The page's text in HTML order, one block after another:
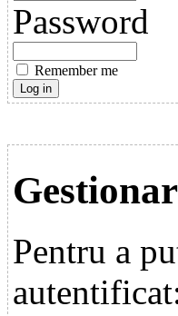
Password
Remember me
Pentru a